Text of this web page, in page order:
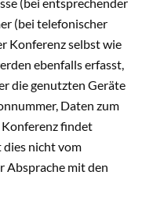
(bei telefonischer
Konferenz selbst wie
ebenfalls erfasst,
die genutzten Geräte
Daten zum
Konferenz findet
nicht vom
Absprache mit den